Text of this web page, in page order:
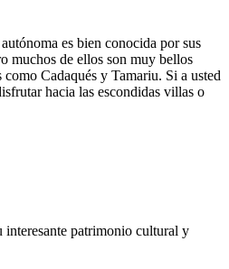
es bien conocida por sus
muchos de ellos son muy bellos
Cadaqués y Tamariu. Si a usted
hacia las escondidas villas o
interesante patrimonio cultural y